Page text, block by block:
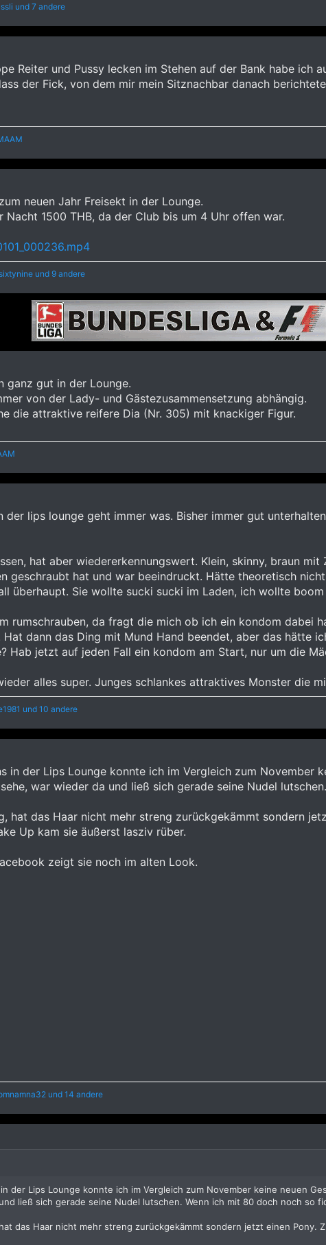
und 7 andere
Reiter und Pussy lecken im Stehen auf der Bank habe ich
der Fick, von dem mir mein Sitznachbar danach
neuen Jahr Freisekt in der Lounge.
Nacht 1500 THB, da der Club bis um 4 Uhr offen war.
und 9 andere
ganz gut in der Lounge.
von der Lady- und Gästezusammensetzung abhängig.
die attraktive reifere Dia (Nr. 305) mit knackiger Figur.
der lips lounge geht immer was. Bisher immer gut
hat aber wiedererkennungswert. Klein, skinny, braun
geschraubt hat und war beeindruckt. Hätte theoretisch
überhaupt. Sie wollte sucki sucki im Laden, ich wollte
rumschrauben, da fragt die mich ob ich ein kondom dabei
dann das Ding mit Mund Hand beendet, aber das hätte
Hab jetzt auf jeden Fall ein kondom am Start, nur um die
alles super. Junges schlankes attraktives Monster die
und 10 andere
in der Lips Lounge konnte ich im Vergleich zum November
war wieder da und ließ sich gerade seine Nudel
hat das Haar nicht mehr streng zurückgekämmt sondern
Up kam sie äußerst lasziv rüber.
zeigt sie noch im alten Look.
und 14 andere
der Lips Lounge konnte ich im Vergleich zum November keine neuen
ließ sich gerade seine Nudel lutschen. Wenn ich mit 80 doch noch so
das Haar nicht mehr streng zurückgekämmt sondern jetzt einen Pony.